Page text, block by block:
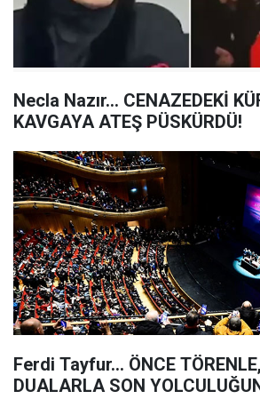
Necla Nazır… CENAZEDEKİ
KAVGAYA ATEŞ PÜSKÜRDÜ!
Ferdi Tayfur... ÖNCE
DUALARLA SON